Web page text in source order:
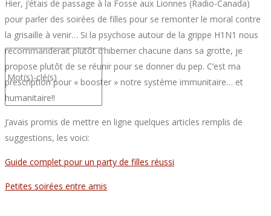
Hier, j’étais de passage à la Fosse aux Lionnes (Radio-Canada)
pour parler des soirées de filles pour se remonter le moral contre
la grisaille à venir… Si la psychose autour de la grippe H1N1 nous
recommanderait plutôt d’hiberner chacune dans sa grotte, je
propose plutôt de se réunir pour se donner du pep. C’est ma
prescription pour « booster » notre système immunitaire… et
humanitaire!!
J’avais promis de mettre en ligne quelques articles remplis de
suggestions, les voici:
Guide complet pour un party de filles réussi
Petites soirées entre amis